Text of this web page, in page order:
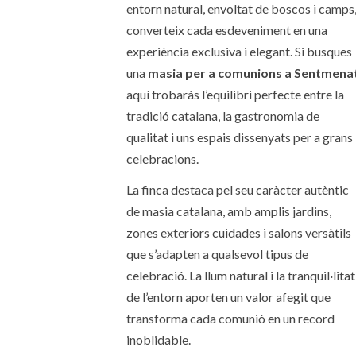
entorn natural, envoltat de boscos i camps,
converteix cada esdeveniment en una
experiència exclusiva i elegant. Si busques
una masia per a comunions a
aquí trobaràs l’equilibri perfecte entre la
tradició catalana, la gastronomia de
qualitat i uns espais dissenyats per a grans
celebracions.
La finca destaca pel seu caràcter autèntic
de masia catalana, amb amplis jardins,
zones exteriors cuidades i salons versàtils
que s’adapten a qualsevol tipus de
celebració. La llum natural i la tranquil·litat
de l’entorn aporten un valor afegit que
transforma cada comunió en un record
inoblidable.